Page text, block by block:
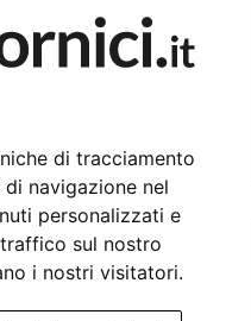
di tracciamento
navigazione nel
personalizzati e
sul nostro
i nostri visitatori.
tipo di cornice